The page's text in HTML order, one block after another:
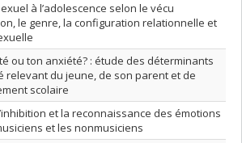
à l’adolescence selon le vécu
le genre, la configuration relationnelle et
ou ton anxiété? : étude des déterminants
relevant du jeune, de son parent et de
scolaire
et la reconnaissance des émotions
et les nonmusiciens